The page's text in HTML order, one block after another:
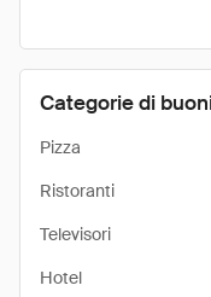
Categorie di
Pizza
Ristoranti
Televisori
Hotel